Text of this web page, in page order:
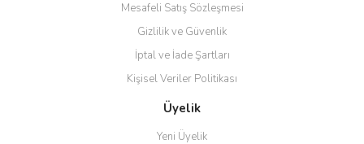
Mesafeli Satış Sözleşmesi
Gizlilik ve Güvenlik
İptal ve İade Şartları
Kişisel Veriler Politikası
Üyelik
Yeni Üyelik